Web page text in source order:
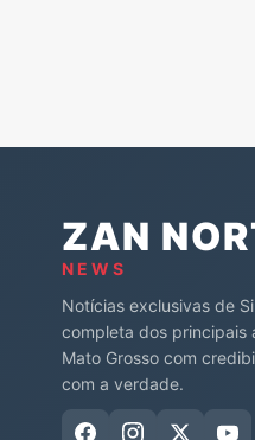
ZAN
NEWS
Notícias exclusivas de
completa dos principais
Mato Grosso com
com a verdade.